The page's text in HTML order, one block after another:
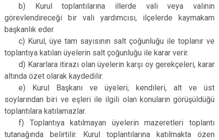
b) Kurul toplantılarına illerde vali veya valinin
görevlendireceği bir vali yardımcısı, ilçelerde kaymakam
başkanlık eder.
c) Kurul, üye tam sayısının salt çoğunluğu ile toplanır ve
toplantıya katılan üyelerin salt çoğunluğu ile karar verir.
d) Kararlara itirazı olan üyelerin karşı oy gerekçeleri, karar
altında özet olarak kaydedilir.
e) Kurul Başkanı ve üyeleri; kendileri, alt ve üst
soylarından biri ve eşleri ile ilgili olan konuların görüşüldüğü
toplantılara katılamazlar.
f) Toplantıya katılmayan üyelerin mazeretleri toplantı
tutanağında belirtilir. Kurul toplantılarına katılmakta özen